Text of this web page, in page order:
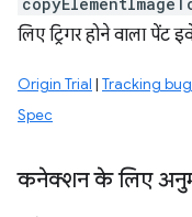
लिए ट्रिगर होने वाला पेंट
Origin Trial | Tracking
Spec
कनेक्शन के लिए